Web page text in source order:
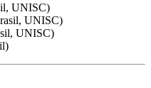
UNISC)
UNISC)
UNISC)